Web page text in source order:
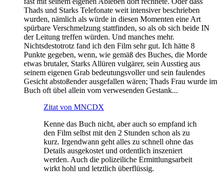
Thads und Starks Telefonate weit intensiver beschrieben
wurden, nämlich als würde in diesen Momenten eine Art
spürbare Verschmelzung stattfinden, so als ob sich beide IN
der Leitung treffen würden. Und manches mehr.
Nichtsdestotrotz fand ich den Film sehr gut. Ich hätte 8
Punkte gegeben, wenn, wie gemäß des Buches, die Morde
etwas brutaler, Starks Allüren vulgärer, sein Ausstieg aus
seinem eigenen Grab bedeutungsvoller und sein faulendes
Gesicht abstoßender ausgefallen wären; Thads Frau wurde im
Buch oft übel allein vom verwesenden Gestank...
Zitat von MNCDX
Kenne das Buch nicht, aber auch so empfand ich
den Film selbst mit den 2 Stunden schon als zu
kurz. Irgendwann geht alles zu schnell ohne das
Details ausgekostet und ordentlich inszeniert
werden. Auch die polizeiliche Ermittlungsarbeit
wirkt hohl und letztlich überflüssig.